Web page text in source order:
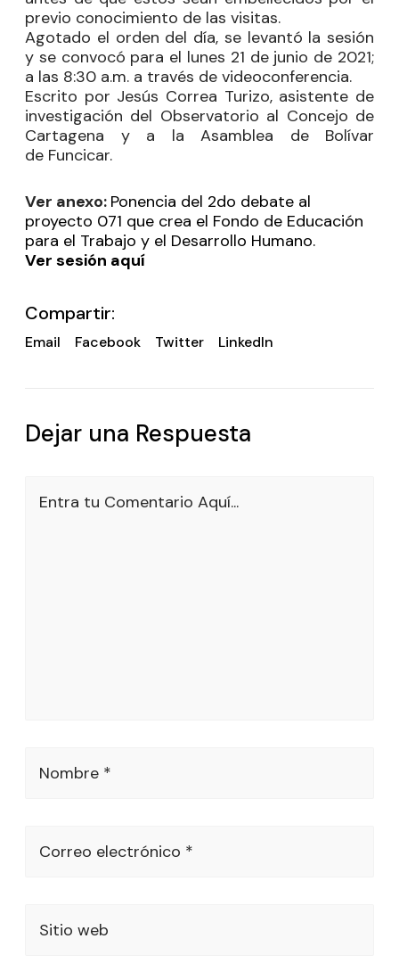
previo conocimiento de las visitas.
Agotado el orden del día, se levantó la sesión
y se convocó para el lunes 21 de junio de 2021;
a las 8:30 a.m. a través de videoconferencia.
Escrito por Jesús Correa Turizo, asistente de
investigación del Observatorio al Concejo de
Cartagena y a la Asamblea de Bolívar
de Funcicar.
Ver anexo: Ponencia del 2do debate al
proyecto 071 que crea el Fondo de Educación
para el Trabajo y el Desarrollo Humano.
Ver sesión aquí
Compartir:
Email Facebook Twitter LinkedIn
Dejar una Respuesta
Entra tu Comentario Aquí...
Nombre *
Correo electrónico *
Sitio web